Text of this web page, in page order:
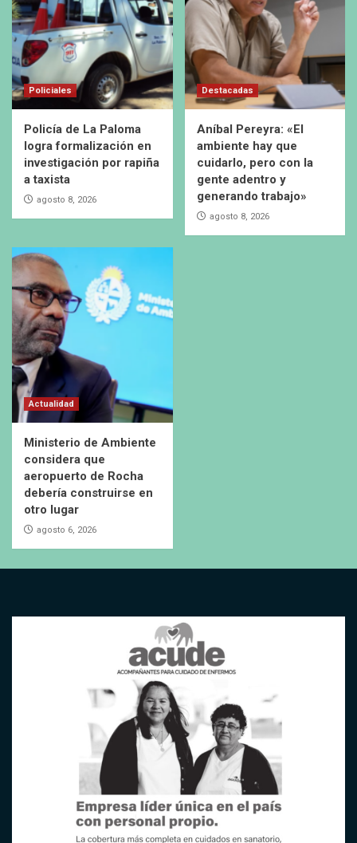
Policiales
Policía de La Paloma
logra formalización en
investigación por rapiña
a taxista
agosto 8, 2026
Destacadas
Aníbal Pereyra: «El
ambiente hay que
cuidarlo, pero con la
gente adentro y
generando trabajo»
agosto 8, 2026
Actualidad
Ministerio de Ambiente
considera que
aeropuerto de Rocha
debería construirse en
otro lugar
agosto 6, 2026